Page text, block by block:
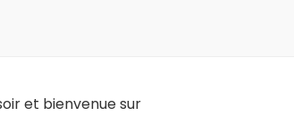
et bienvenue sur